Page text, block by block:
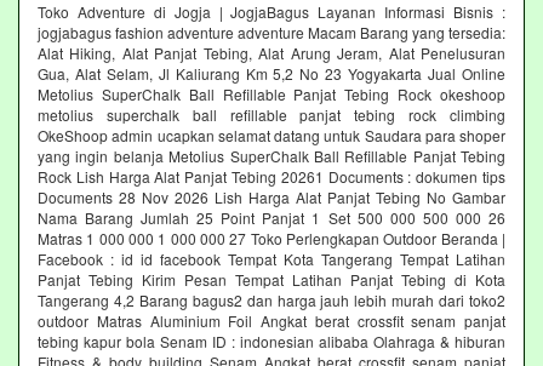
Toko Adventure di Jogja | JogjaBagus Layanan Informasi Bisnis :
jogjabagus fashion adventure adventure Macam Barang yang tersedia:
Alat Hiking, Alat Panjat Tebing, Alat Arung Jeram, Alat Penelusuran
Gua, Alat Selam, Jl Kaliurang Km 5,2 No 23 Yogyakarta Jual Online
Metolius SuperChalk Ball Refillable Panjat Tebing Rock okeshoop
metolius superchalk ball refillable panjat tebing rock climbing
OkeShoop admin ucapkan selamat datang untuk Saudara para shoper
yang ingin belanja Metolius SuperChalk Ball Refillable Panjat Tebing
Rock Lish Harga Alat Panjat Tebing 20261 Documents : dokumen tips
Documents 28 Nov 2026 Lish Harga Alat Panjat Tebing No Gambar
Nama Barang Jumlah 25 Point Panjat 1 Set 500 000 500 000 26
Matras 1 000 000 1 000 000 27 Toko Perlengkapan Outdoor Beranda |
Facebook : id id facebook Tempat Kota Tangerang Tempat Latihan
Panjat Tebing Kirim Pesan Tempat Latihan Panjat Tebing di Kota
Tangerang 4,2 Barang bagus2 dan harga jauh lebih murah dari toko2
outdoor Matras Aluminium Foil Angkat berat crossfit senam panjat
tebing kapur bola Senam ID : indonesian alibaba Olahraga & hiburan
Fitness & body building Senam Angkat berat crossfit senam panjat